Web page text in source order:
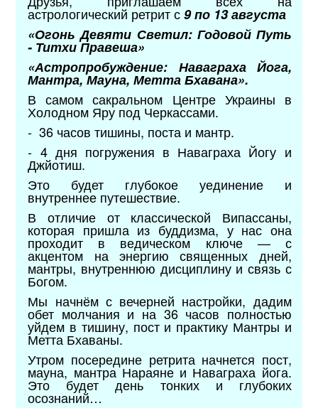
астрологический ретрит с9 по 13 августа
«Огонь Девяти Светил: Годовой Путь
- Титхи Правеша»
«Астропробуждение: Наваграха Йога,
Мантра, Мауна, Метта Бхавана».
В самом сакральном Центре Украины в
Холодном Яру под Черкассами.
- 36 часов тишины, поста и мантр.
- 4 дня погружения в Наваграха Йогу и
Джйотиш.
Это будет глубокое уединение и
внутреннее путешествие.
В отличие от классической Випассаны,
которая пришла из буддизма, у нас она
проходит в ведическом ключе — с
акцентом на энергию священных дней,
мантры, внутреннюю дисциплину и связь с
Богом.
Мы начнём с вечерней настройки, дадим
обет молчания и на 36 часов полностью
уйдем в тишину, пост и практику Мантры и
Метта Бхаваны.
Утром посередине ретрита начнется пост,
мауна, мантра Нараяне и Наваграха йога.
Это будет день тонких и глубоких
осознаний…